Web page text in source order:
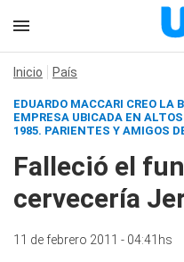
Inicio País
EDUARDO MACCARI CREO LA
EMPRESA UBICADA EN
1985. PARIENTES Y AMIGOS
Falleció el
cervecería
11 de febrero 2011 - 04:41hs